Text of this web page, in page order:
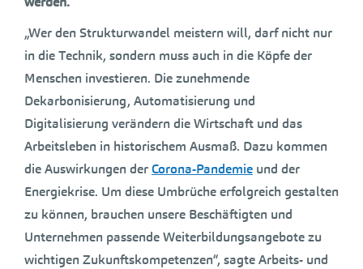
„Wer den Strukturwandel meistern will, darf nicht nur
in die Technik, sondern muss auch in die Köpfe der
Menschen investieren. Die zunehmende
Dekarbonisierung, Automatisierung und
Digitalisierung verändern die Wirtschaft und das
Arbeitsleben in historischem Ausmaß. Dazu kommen
die Auswirkungen derCorona-Pandemie und der
Energiekrise. Um diese Umbrüche erfolgreich gestalten
zu können, brauchen unsere Beschäftigten und
Unternehmen passende Weiterbildungsangebote zu
wichtigen Zukunftskompetenzen“, sagte Arbeits- und